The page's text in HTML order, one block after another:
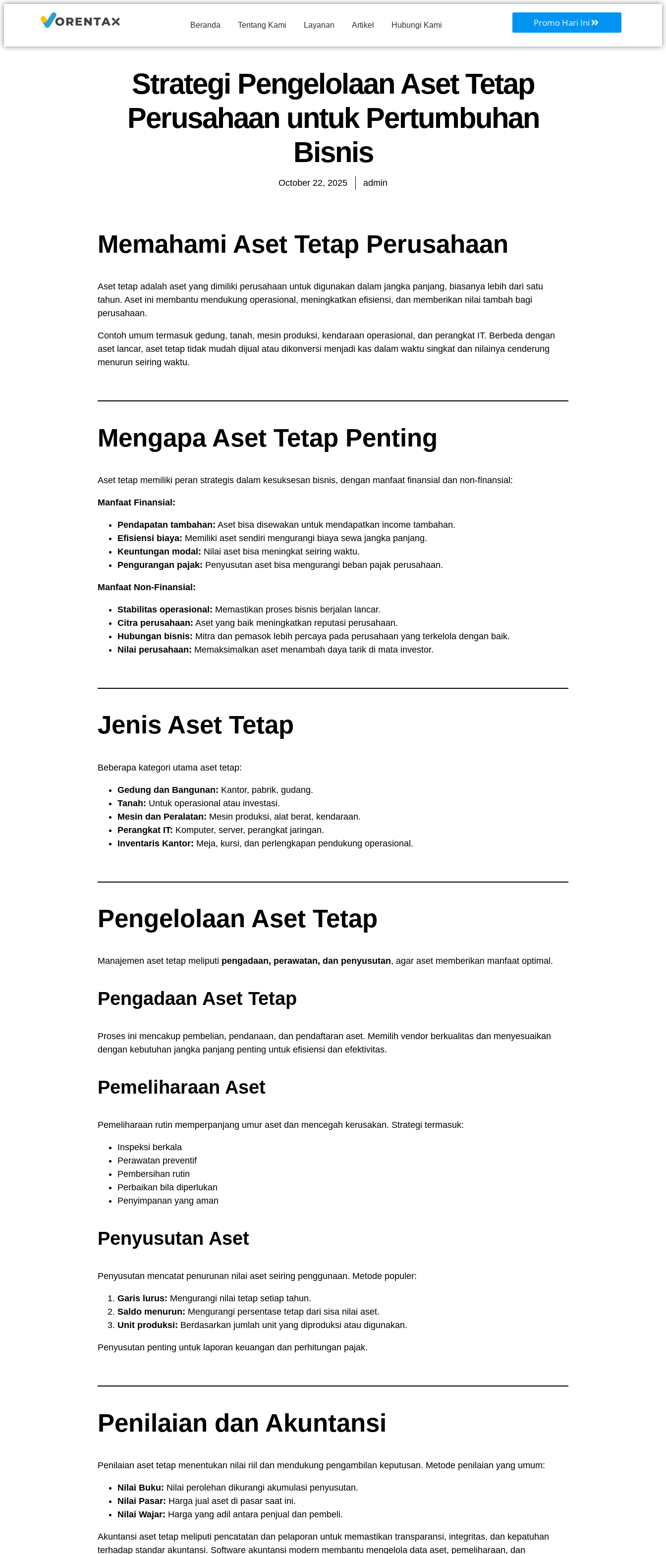
Beranda Tentang Kami Layanan Artikel Hubungi Kami Promo Hari Ini
Strategi Pengelolaan Aset Tetap
Perusahaan untuk Pertumbuhan
Bisnis
October 22, 2025 admin
Memahami Aset Tetap Perusahaan
Aset tetap adalah aset yang dimiliki perusahaan untuk digunakan dalam jangka panjang, biasanya lebih dari satu
tahun. Aset ini membantu mendukung operasional, meningkatkan efisiensi, dan memberikan nilai tambah bagi
perusahaan.
Contoh umum termasuk gedung, tanah, mesin produksi, kendaraan operasional, dan perangkat IT. Berbeda dengan
aset lancar, aset tetap tidak mudah dijual atau dikonversi menjadi kas dalam waktu singkat dan nilainya cenderung
menurun seiring waktu.
Mengapa Aset Tetap Penting
Aset tetap memiliki peran strategis dalam kesuksesan bisnis, dengan manfaat finansial dan non-finansial:
Manfaat Finansial:
Pendapatan tambahan: Aset bisa disewakan untuk mendapatkan income tambahan.
Efisiensi biaya: Memiliki aset sendiri mengurangi biaya sewa jangka panjang.
Keuntungan modal: Nilai aset bisa meningkat seiring waktu.
Pengurangan pajak: Penyusutan aset bisa mengurangi beban pajak perusahaan.
Manfaat Non-Finansial:
Stabilitas operasional: Memastikan proses bisnis berjalan lancar.
Citra perusahaan: Aset yang baik meningkatkan reputasi perusahaan.
Hubungan bisnis: Mitra dan pemasok lebih percaya pada perusahaan yang terkelola dengan baik.
Nilai perusahaan: Memaksimalkan aset menambah daya tarik di mata investor.
Jenis Aset Tetap
Beberapa kategori utama aset tetap:
Gedung dan Bangunan: Kantor, pabrik, gudang.
Tanah: Untuk operasional atau investasi.
Mesin dan Peralatan: Mesin produksi, alat berat, kendaraan.
Perangkat IT: Komputer, server, perangkat jaringan.
Inventaris Kantor: Meja, kursi, dan perlengkapan pendukung operasional.
Pengelolaan Aset Tetap
Manajemen aset tetap meliputi pengadaan, perawatan, dan penyusutan, agar aset memberikan manfaat optimal.
Pengadaan Aset Tetap
Proses ini mencakup pembelian, pendanaan, dan pendaftaran aset. Memilih vendor berkualitas dan menyesuaikan
dengan kebutuhan jangka panjang penting untuk efisiensi dan efektivitas.
Pemeliharaan Aset
Pemeliharaan rutin memperpanjang umur aset dan mencegah kerusakan. Strategi termasuk:
Inspeksi berkala
Perawatan preventif
Pembersihan rutin
Perbaikan bila diperlukan
Penyimpanan yang aman
Penyusutan Aset
Penyusutan mencatat penurunan nilai aset seiring penggunaan. Metode populer:
Garis lurus: Mengurangi nilai tetap setiap tahun.
Saldo menurun: Mengurangi persentase tetap dari sisa nilai aset.
Unit produksi: Berdasarkan jumlah unit yang diproduksi atau digunakan.
Penyusutan penting untuk laporan keuangan dan perhitungan pajak.
Penilaian dan Akuntansi
Penilaian aset tetap menentukan nilai riil dan mendukung pengambilan keputusan. Metode penilaian yang umum:
Nilai Buku: Nilai perolehan dikurangi akumulasi penyusutan.
Nilai Pasar: Harga jual aset di pasar saat ini.
Nilai Wajar: Harga yang adil antara penjual dan pembeli.
Akuntansi aset tetap meliputi pencatatan dan pelaporan untuk memastikan transparansi, integritas, dan kepatuhan
terhadap standar akuntansi. Software akuntansi modern membantu mengelola data aset, pemeliharaan, dan